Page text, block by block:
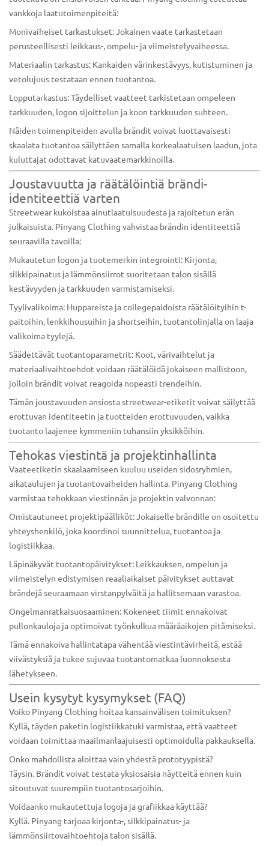
vankkoja laatutoimenpiteitä:
Monivaiheiset tarkastukset: Jokainen vaate tarkastetaan
perusteellisesti leikkaus-, ompelu- ja viimeistelyvaiheessa.
Materiaalin tarkastus: Kankaiden värinkestävyys, kutistuminen ja
vetolujuus testataan ennen tuotantoa.
Lopputarkastus: Täydelliset vaatteet tarkistetaan ompeleen
tarkkuuden, logon sijoittelun ja koon tarkkuuden suhteen.
Näiden toimenpiteiden avulla brändit voivat luottavaisesti
skaalata tuotantoa säilyttäen samalla korkealaatuisen laadun, jota
kuluttajat odottavat katuvaatemarkkinoilla.
Joustavuutta ja räätälöintiä brändi-
identiteettiä varten
Streetwear kukoistaa ainutlaatuisuudesta ja rajoitetun erän
julkaisuista. Pinyang Clothing vahvistaa brändin identiteettiä
seuraavilla tavoilla:
Mukautetun logon ja tuotemerkin integrointi: Kirjonta,
silkkipainatus ja lämmönsiirrot suoritetaan talon sisällä
kestävyyden ja tarkkuuden varmistamiseksi.
Tyylivalikoima: Huppareista ja collegepaidoista räätälöityihin t-
paitoihin, lenkkihousuihin ja shortseihin, tuotantolinjalla on laaja
valikoima tyylejä.
Säädettävät tuotantoparametrit: Koot, värivaihtelut ja
materiaalivaihtoehdot voidaan räätälöidä jokaiseen mallistoon,
jolloin brändit voivat reagoida nopeasti trendeihin.
Tämän joustavuuden ansiosta streetwear-etiketit voivat säilyttää
erottuvan identiteetin ja tuotteiden erottuvuuden, vaikka
tuotanto laajenee kymmeniin tuhansiin yksikköihin.
Tehokas viestintä ja projektinhallinta
Vaateetiketin skaalaamiseen kuuluu useiden sidosryhmien,
aikataulujen ja tuotantovaiheiden hallinta. Pinyang Clothing
varmistaa tehokkaan viestinnän ja projektin valvonnan:
Omistautuneet projektipäälliköt: Jokaiselle brändille on osoitettu
yhteyshenkilö, joka koordinoi suunnittelua, tuotantoa ja
logistiikkaa.
Läpinäkyvät tuotantopäivitykset: Leikkauksen, ompelun ja
viimeistelyn edistymisen reaaliaikaiset päivitykset auttavat
brändejä seuraamaan virstanpylväitä ja hallitsemaan varastoa.
Ongelmanratkaisuosaaminen: Kokeneet tiimit ennakoivat
pullonkauloja ja optimoivat työnkulkua määräaikojen pitämiseksi.
Tämä ennakoiva hallintatapa vähentää viestintävirheitä, estää
viivästyksiä ja tukee sujuvaa tuotantomatkaa luonnoksesta
lähetykseen.
Usein kysytyt kysymykset (FAQ)
Voiko Pinyang Clothing hoitaa kansainvälisen toimituksen?
Kyllä, täyden paketin logistiikkatuki varmistaa, että vaatteet
voidaan toimittaa maailmanlaajuisesti optimoidulla pakkauksella.
Onko mahdollista aloittaa vain yhdestä prototyypistä?
Täysin. Brändit voivat testata yksiosaisia ​​näytteitä ennen kuin
sitoutuvat suurempiin tuotantosarjoihin.
Voidaanko mukautettuja logoja ja grafiikkaa käyttää?
Kyllä. Pinyang tarjoaa kirjonta-, silkkipainatus- ja
lämmönsiirtovaihtoehtoja talon sisällä.